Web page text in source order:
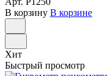
В корзину В корзине
Хит
Быстрый просмотр